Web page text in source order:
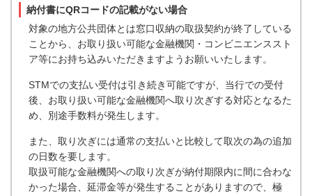
納付書にQRコードの記載がない場合
対象の地方公共団体とは窓口収納の取扱契約が終了している
ことから、お取り扱い可能な金融機関・コンビニエンススト
ア等にお持ち込みいただきますようお願いいたします。
STMでの支払い受付は引き続き可能ですが、当行での受付
後、お取り扱い可能な金融機関へ取り次ぎする対応となるた
め、別途手数料が発生します。
また、取り次ぎには通常の支払いと比較して取次の為の追加
の日数を要します。
取扱可能な金融機関への取り次ぎが納付期限内に間に合わな
かった場合、延滞金等が発生することがありますので、極